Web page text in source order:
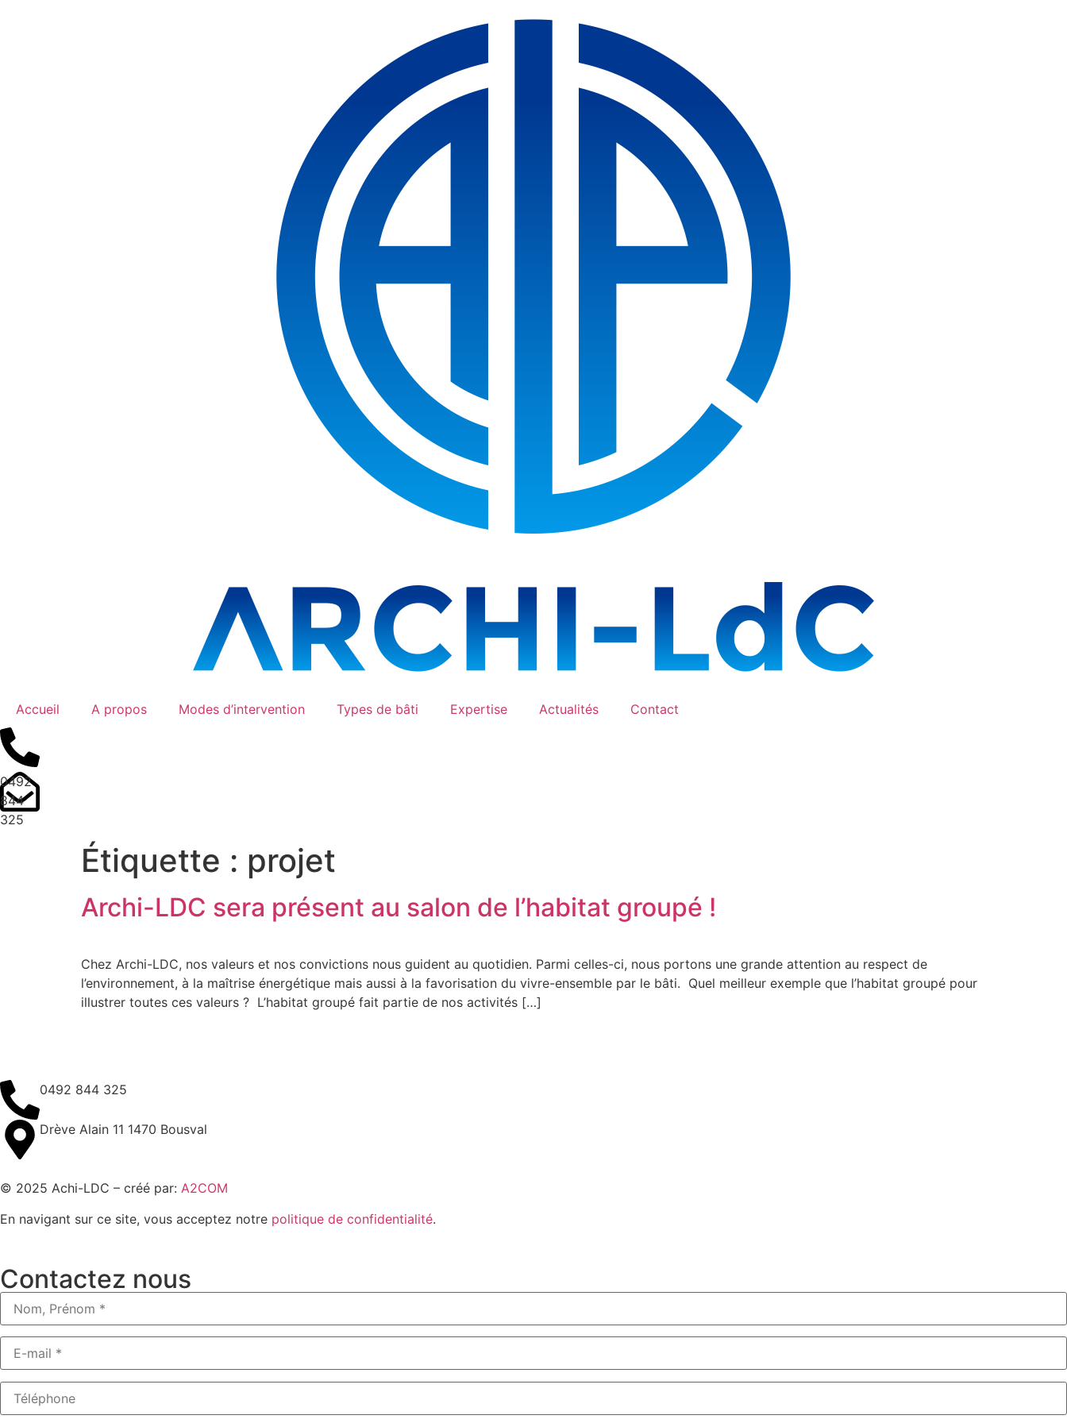
Accueil A propos Modes d’intervention Types de bâti Expertise Actualités Contact
0492
844
325
Étiquette : projet
Archi-LDC sera présent au salon de l’habitat groupé !
Chez Archi-LDC, nos valeurs et nos convictions nous guident au quotidien. Parmi celles-ci, nous portons une grande attention au respect de
l’environnement, à la maîtrise énergétique mais aussi à la favorisation du vivre-ensemble par le bâti. Quel meilleur exemple que l’habitat groupé pour
illustrer toutes ces valeurs ? L’habitat groupé fait partie de nos activités […]
0492 844 325
Drève Alain 11 1470 Bousval
© 2025 Achi-LDC – créé par: A2COM
En navigant sur ce site, vous acceptez notre politique de confidentialité.
Contactez nous